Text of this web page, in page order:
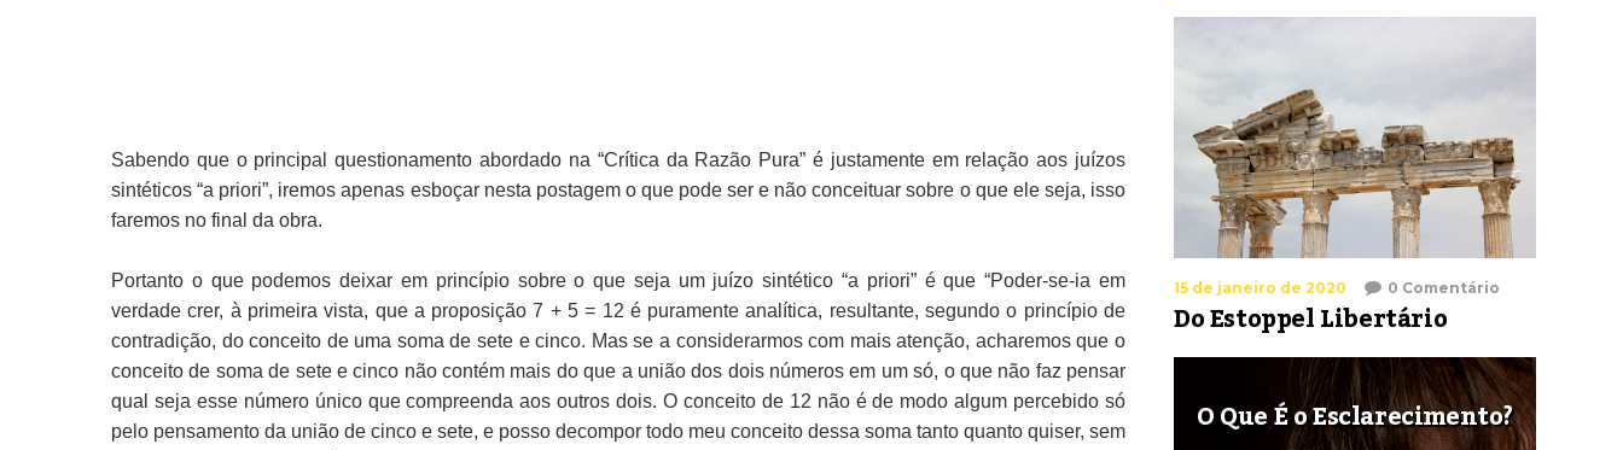
Sabendo que o principal questionamento abordado na “Crítica da Razão Pura” é justamente em relação aos juízos
sintéticos “a priori”, iremos apenas esboçar nesta postagem o que pode ser e não conceituar sobre o que ele seja, isso
faremos no final da obra.
Portanto o que podemos deixar em princípio sobre o que seja um juízo sintético “a priori” é que “Poder-se-ia em
verdade crer, à primeira vista, que a proposição 7 + 5 = 12 é puramente analítica, resultante, segundo o princípio de
contradição, do conceito de uma soma de sete e cinco. Mas se a considerarmos com mais atenção, acharemos que o
conceito de soma de sete e cinco não contém mais do que a união dos dois números em um só, o que não faz pensar
qual seja esse número único que compreenda aos outros dois. O conceito de 12 não é de modo algum percebido só
pelo pensamento da união de cinco e sete, e posso decompor todo meu conceito dessa soma tanto quanto quiser, sem
15 de janeiro de 2020 0 Comentário
Do Estoppel Libertário
O Que É o Esclarecimento?